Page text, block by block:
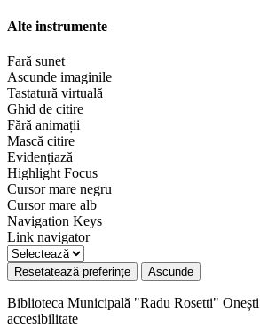
Alte instrumente
Fară sunet
Ascunde imaginile
Tastatură virtuală
Ghid de citire
Fără animații
Mască citire
Evidențiază
Highlight Focus
Cursor mare negru
Cursor mare alb
Navigation Keys
Link navigator
Resetatează preferințe Ascunde
Biblioteca Municipală "Radu Rosetti" Onești
accesibilitate